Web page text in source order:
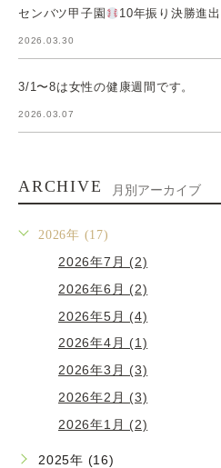
センバツ甲子園 10年振り決勝進出
2026.03.30
3/1〜8は女性の健康週間です。
2026.03.07
ARCHIVE 月別アーカイブ
2026年 (17)
2026年7月 (2)
2026年6月 (2)
2026年5月 (4)
2026年4月 (1)
2026年3月 (3)
2026年2月 (3)
2026年1月 (2)
2025年 (16)